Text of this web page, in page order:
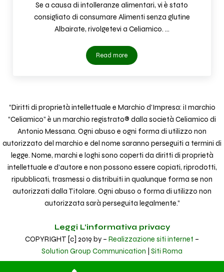
Se a causa di intolleranze alimentari, vi è stato
consigliato di consumare Alimenti senza glutine
Albairate, rivolgetevi a Celiamico. …
Read moreAlimenti senza glutine Albairate
“Diritti di proprietà intellettuale e Marchio d’Impresa: iI marchio
“Celiamico” è un marchio registrato® dalla società Celiamico di
Antonio Messana. Ogni abuso e ogni forma di utilizzo non
autorizzato del marchio e del nome saranno perseguiti a termini di
legge. Nome, marchi e loghi sono coperti da diritti di proprietà
intellettuale e d’autore e non possono essere copiati, riprodotti,
ripubblicati, trasmessi o distribuiti in qualunque forma se non
autorizzati dalla Titolare. Ogni abuso o forma di utilizzo non
autorizzata sarà perseguita legalmente.”
Leggi L’informativa privacy
COPYRIGHT [c] 2019 by – Realizzazione siti internet –
Solution Group Communication
Siti Roma